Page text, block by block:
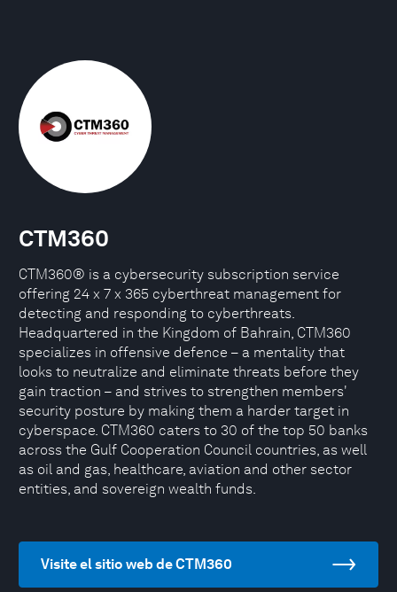
CTM360
CTM360® is a cybersecurity subscription service
offering 24 x 7 x 365 cyberthreat management for
detecting and responding to cyberthreats.
Headquartered in the Kingdom of Bahrain, CTM360
specializes in offensive defence – a mentality that
looks to neutralize and eliminate threats before they
gain traction – and strives to strengthen members'
security posture by making them a harder target in
cyberspace. CTM360 caters to 30 of the top 50 banks
across the Gulf Cooperation Council countries, as well
as oil and gas, healthcare, aviation and other sector
entities, and sovereign wealth funds.
Visite el sitio web de CTM360